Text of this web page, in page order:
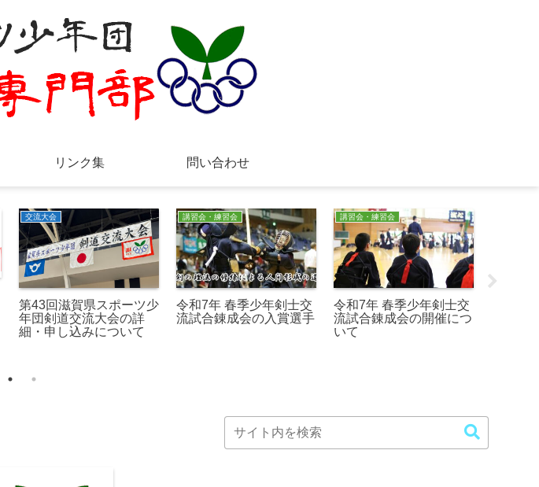
リンク集 問い合わせ
交流大会
第43回滋賀県スポーツ少
年団剣道交流大会の詳
細・申し込みについて
講習会・練習会
令和7年 春季少年剣士交
流試合錬成会の入賞選手
講習会・練習会
令和7年 春季少年剣士交
流試合錬成会の開催につ
いて